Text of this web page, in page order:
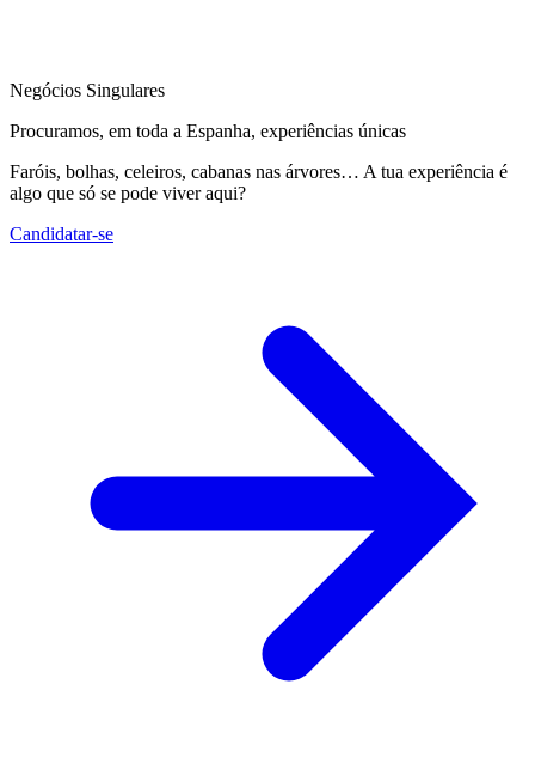
Negócios Singulares
Procuramos, em toda a Espanha, experiências únicas
Faróis, bolhas, celeiros, cabanas nas árvores… A tua experiência é
algo que só se pode viver aqui?
Candidatar-se